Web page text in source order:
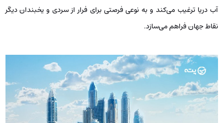
آب دریا ترغیب می‌کند و به ‌نوعی فرصتی برای فرار از سردی و یخبندان دیگر
نقاط جهان فراهم می‌سازد.